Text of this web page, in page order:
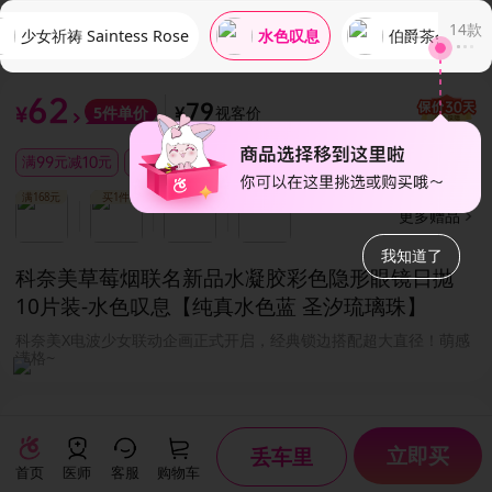
少女祈祷 Saintess Rose 水色叹息 伯爵茶会14款
¥62 5件单价 ¥79视客价
满99元减10元 满99元减10元 满189元减10元 满189元减10元
满168元 买1件 买10件
更多赠品
科奈美草莓烟联名新品水凝胶彩色隐形眼镜日抛
10片装-水色叹息【纯真水色蓝 圣汐琉璃珠】
参数
本品数量 镜片直径
14.20mm
着色直径
8.60mm
基弧 含
对比
首页 医师 客服 购物车
丢车里 立即买
我知道了